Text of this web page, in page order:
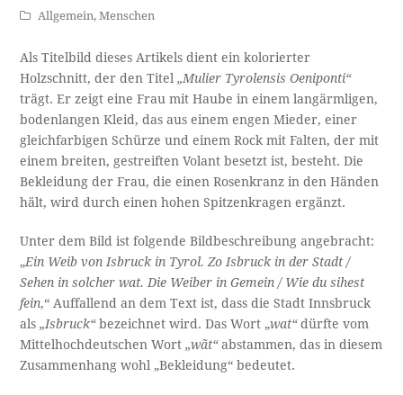
Allgemein,Menschen
Als Titelbild dieses Artikels dient ein kolorierter
Holzschnitt, der den Titel„Mulier Tyrolensis Oeniponti“
trägt. Er zeigt eine Frau mit Haube in einem langärmligen,
bodenlangen Kleid, das aus einem engen Mieder, einer
gleichfarbigen Schürze und einem Rock mit Falten, der mit
einem breiten, gestreiften Volant besetzt ist, besteht. Die
Bekleidung der Frau, die einen Rosenkranz in den Händen
hält, wird durch einen hohen Spitzenkragen ergänzt.
Unter dem Bild ist folgende Bildbeschreibung angebracht:
„Ein Weib von Isbruck in Tyrol. Zo Isbruck in der Stadt /
Sehen in solcher wat. Die Weiber in Gemein / Wie du sihest
fein,“ Auffallend an dem Text ist, dass die Stadt Innsbruck
als„Isbruck“bezeichnet wird. Das Wort „wat“dürfte vom
Mittelhochdeutschen Wort„wãt“abstammen, das in diesem
Zusammenhang wohl „Bekleidung“ bedeutet.